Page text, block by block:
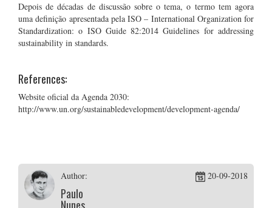
Depois de décadas de discussão sobre o tema, o termo tem agora
uma definição apresentada pela ISO – International Organization for
Standardization: o ISO Guide 82:2014 Guidelines for addressing
sustainability in standards.
References:
Website oficial da Agenda 2030:
http://www.un.org/sustainabledevelopment/development-agenda/
Author:
Paulo
20-09-2018